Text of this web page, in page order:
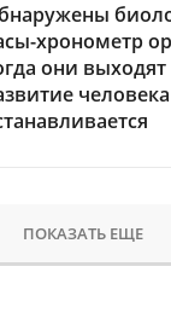
хронометр
они выходят
человека
ПОКАЗАТЬ ЕЩЕ